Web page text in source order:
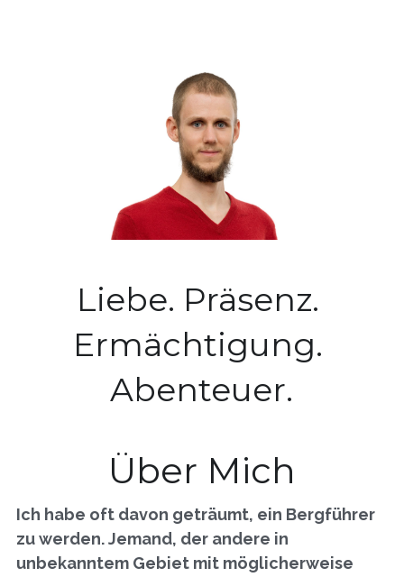
Liebe. Präsenz.
Ermächtigung.
Abenteuer.
Über Mich
Ich habe oft davon geträumt, ein Bergführer
zu werden. Jemand, der andere in
unbekanntem Gebiet mit möglicherweise